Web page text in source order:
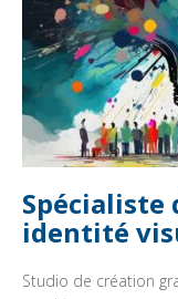
Spécialiste
identité
Studio de création